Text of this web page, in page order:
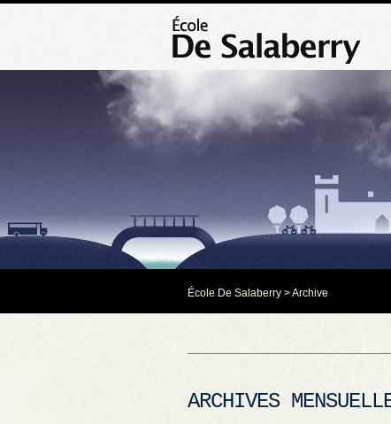
École De Salaberry > Archive
ARCHIVES